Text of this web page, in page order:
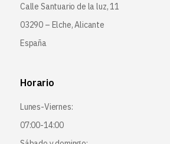
Calle Santuario de la luz, 11
03290 – Elche, Alicante
España
Horario
Lunes-Viernes:
07:00-14:00